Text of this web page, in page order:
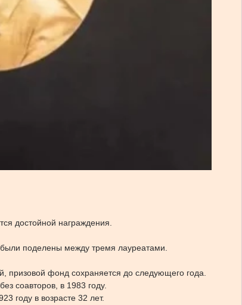
достойной награждения.
поделены между тремя лауреатами.
призовой фонд сохраняется до следующего года.
соавторов, в 1983 году.
году в возрасте 32 лет.